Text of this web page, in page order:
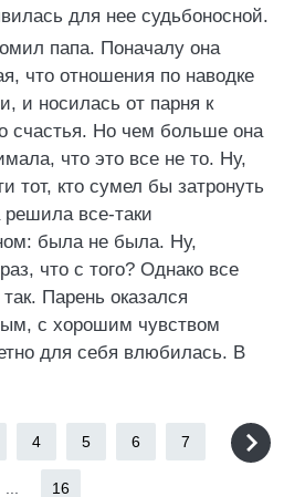
для нее судьбоносной.
папа. Поначалу она
что отношения по наводке
и носилась от парня к
счастья. Но чем больше она
что это все не то. Ну,
тот, кто сумел бы затронуть
решила все-таки
была не была. Ну,
что с того? Однако все
Парень оказался
с хорошим чувством
для себя влюбилась. В
4 5 6 7
16